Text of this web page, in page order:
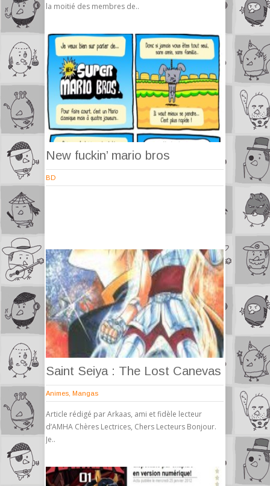
la moitié des membres de..
New fuckin’ mario bros
BD
Saint Seiya : The Lost Canevas
Animes Mangas
Article rédigé par Arkaas, ami et fidèle lecteur
d’AMHA Chères Lectrices, Chers Lecteurs Bonjour.
Je..